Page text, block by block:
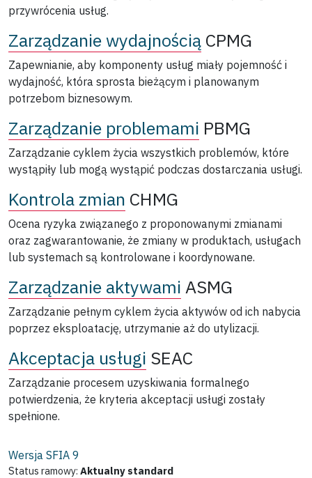
przywrócenia usług.
Zarządzanie wydajnością CPMG
Zapewnianie, aby komponenty usług miały pojemność i
wydajność, która sprosta bieżącym i planowanym
potrzebom biznesowym.
Zarządzanie problemami PBMG
Zarządzanie cyklem życia wszystkich problemów, które
wystąpiły lub mogą wystąpić podczas dostarczania usługi.
Kontrola zmian CHMG
Ocena ryzyka związanego z proponowanymi zmianami
oraz zagwarantowanie, że zmiany w produktach, usługach
lub systemach są kontrolowane i koordynowane.
Zarządzanie aktywami ASMG
Zarządzanie pełnym cyklem życia aktywów od ich nabycia
poprzez eksploatację, utrzymanie aż do utylizacji.
Akceptacja usługi SEAC
Zarządzanie procesem uzyskiwania formalnego
potwierdzenia, że kryteria akceptacji usługi zostały
spełnione.
Wersja SFIA 9
Status ramowy: Aktualny standard